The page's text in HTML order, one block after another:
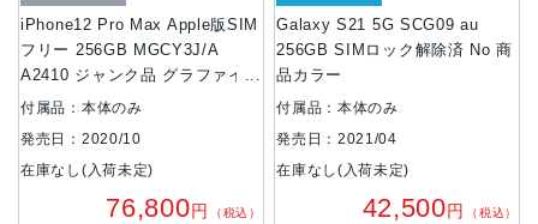
iPhone12 Pro Max Apple版SIM
フリー 256GB MGCY3J/A
A2410 ジャンク品 グラファイト
付属品：本体のみ
発売日：2020/10
在庫なし(入荷未定)
76,800円 （税込）
Galaxy S21 5G SCG09 au
256GB SIMロック解除済 No 商
品カラー
付属品：本体のみ
発売日：2021/04
在庫なし(入荷未定)
42,500円 （税込）